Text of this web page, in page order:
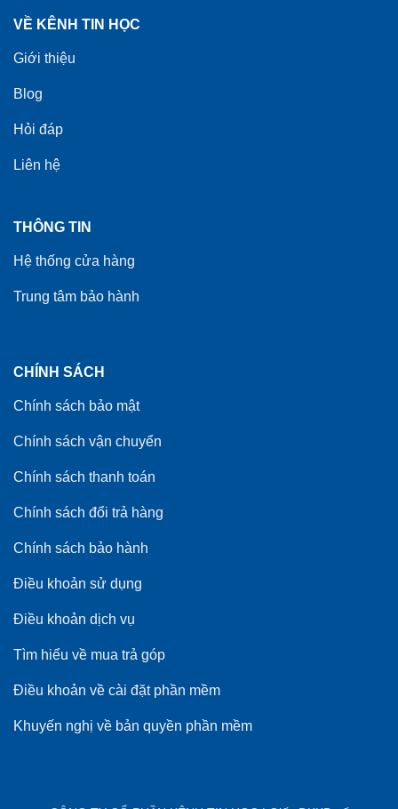
VỀ KÊNH TIN HỌC
Giới thiệu
Blog
Hỏi đáp
Liên hệ
THÔNG TIN
Hệ thống cửa hàng
Trung tâm bảo hành
CHÍNH SÁCH
Chính sách bảo mật
Chính sách vận chuyển
Chính sách thanh toán
Chính sách đổi trả hàng
Chính sách bảo hành
Điều khoản sử dụng
Điều khoản dịch vụ
Tìm hiểu về mua trả góp
Điều khoản về cài đặt phần mềm
Khuyến nghị về bản quyền phần mềm